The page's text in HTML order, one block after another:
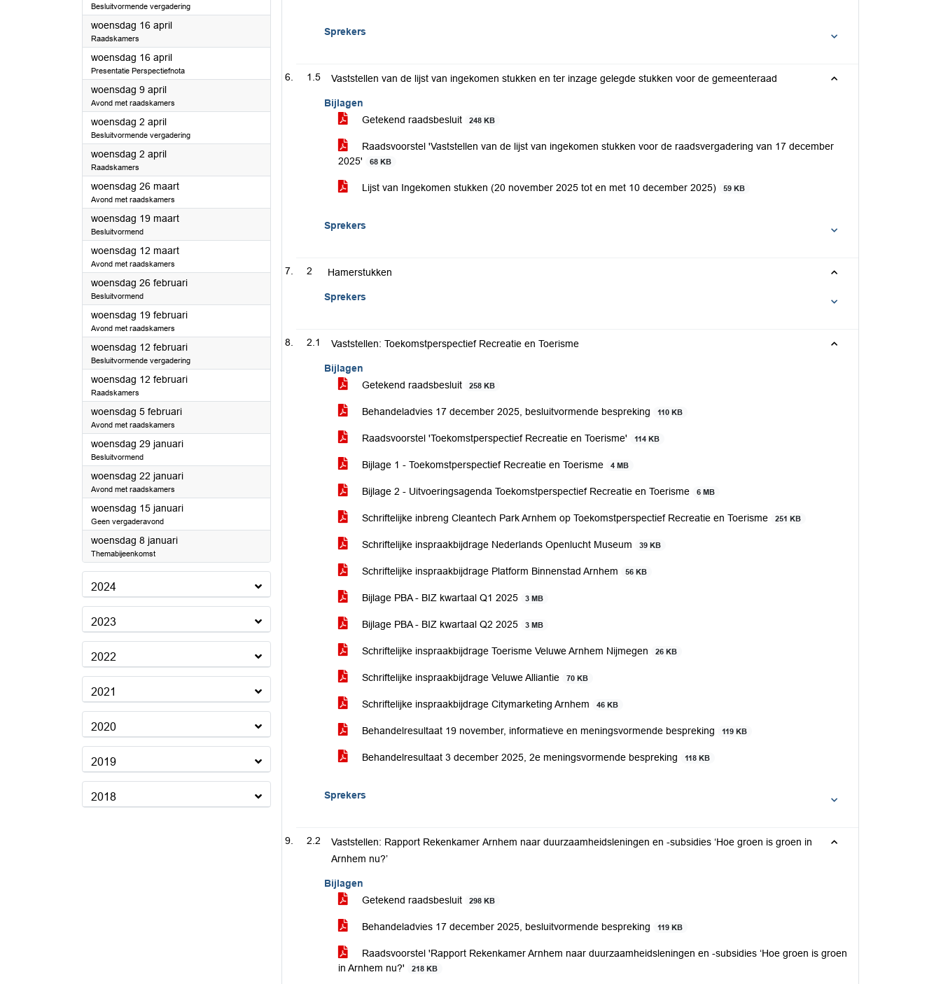
Besluitvormende vergadering
woensdag 16 april2025
Raadskamers
woensdag 16 april2025
Presentatie Perspectiefnota
woensdag 9 april2025
Avond met raadskamers
woensdag 2 april2025
Besluitvormende vergadering
woensdag 2 april2025
Raadskamers
woensdag 26 maart2025
Avond met raadskamers
woensdag 19 maart2025
Besluitvormend
woensdag 12 maart2025
Avond met raadskamers
woensdag 26 februari2025
Besluitvormend
woensdag 19 februari2025
Avond met raadskamers
woensdag 12 februari2025
Besluitvormende vergadering
woensdag 12 februari2025
Raadskamers
woensdag 5 februari2025
Avond met raadskamers
woensdag 29 januari2025
Besluitvormend
woensdag 22 januari2025
Avond met raadskamers
woensdag 15 januari2025
Geen vergaderavond
woensdag 8 januari2025
Themabijeenkomst
2024
2023
2022
2021
2020
2019
2018
Sprekers
1.5 Vaststellen van de lijst van ingekomen stukken en ter inzage gelegde stukken voor de gemeenteraad
Bijlagen
Getekend raadsbesluit
248 KB
Raadsvoorstel 'Vaststellen van de lijst van ingekomen stukken voor de raadsvergadering van 17 december
2025'
68 KB
Lijst van Ingekomen stukken (20 november 2025 tot en met 10 december 2025) 59 KB
Sprekers
2 Hamerstukken
Sprekers
2.1 Vaststellen: Toekomstperspectief Recreatie en Toerisme
Bijlagen
Getekend raadsbesluit
258 KB
Behandeladvies 17 december 2025, besluitvormende bespreking 110 KB
Raadsvoorstel 'Toekomstperspectief Recreatie en Toerisme' 114 KB
Bijlage 1 - Toekomstperspectief Recreatie en Toerisme 4 MB
Bijlage 2 - Uitvoeringsagenda Toekomstperspectief Recreatie en Toerisme 6 MB
Schriftelijke inbreng Cleantech Park Arnhem op Toekomstperspectief Recreatie en Toerisme 251 KB
Schriftelijke inspraakbijdrage Nederlands Openlucht Museum 39 KB
Schriftelijke inspraakbijdrage Platform Binnenstad Arnhem 56 KB
Bijlage PBA - BIZ kwartaal Q1 2025 3 MB
Bijlage PBA - BIZ kwartaal Q2 2025 3 MB
Schriftelijke inspraakbijdrage Toerisme Veluwe Arnhem Nijmegen 26 KB
Schriftelijke inspraakbijdrage Veluwe Alliantie 70 KB
Schriftelijke inspraakbijdrage Citymarketing Arnhem 46 KB
Behandelresultaat 19 november, informatieve en meningsvormende bespreking 119 KB
Behandelresultaat 3 december 2025, 2e meningsvormende bespreking 118 KB
Sprekers
2.2
Vaststellen: Rapport Rekenkamer Arnhem naar duurzaamheidsleningen en -subsidies ‘Hoe groen is groen in
Arnhem nu?’
Bijlagen
Getekend raadsbesluit
298 KB
Behandeladvies 17 december 2025, besluitvormende bespreking 119 KB
Raadsvoorstel 'Rapport Rekenkamer Arnhem naar duurzaamheidsleningen en -subsidies ‘Hoe groen is groen
in Arnhem nu?'
218 KB